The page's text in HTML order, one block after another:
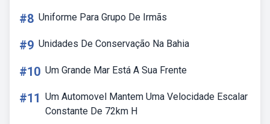
#8 Uniforme Para Grupo De Irmãs
#9 Unidades De Conservação Na Bahia
#10 Um Grande Mar Está A Sua Frente
#11 Um Automovel Mantem Uma Velocidade Escalar
Constante De 72km H